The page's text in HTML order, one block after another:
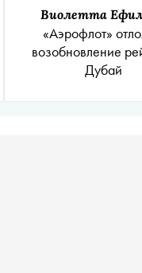
Виолетта
«Аэрофлот»
возобновление
Дубай